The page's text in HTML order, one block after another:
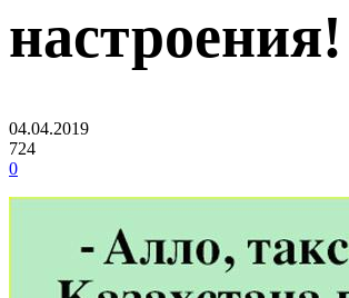
настроения!
04.04.2019
724
0